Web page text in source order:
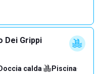
Dei Grippi
Doccia calda· Piscina·